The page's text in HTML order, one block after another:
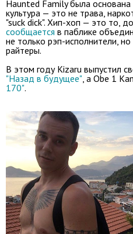
Haunted Family была
культура — это не трава,
"suck dick". Хип-хоп — это то,
сообщается в паблике
не только рэп-исполнители,
райтеры.
В этом году Kizaru выпустил
"Назад в будущее" , а Obe 1
170".